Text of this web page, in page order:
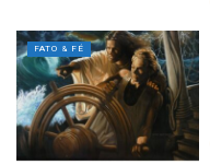
FATO & FÉ